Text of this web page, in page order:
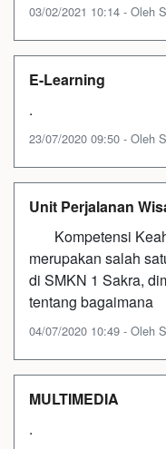
03/02/2021 10:14 - Oleh
E-Learning
.
23/07/2020 09:50 - Oleh
Unit Perjalanan
Kompetensi
merupakan salah
di SMKN 1 Sakra,
tentang bagaimana
04/07/2020 10:49 - Oleh
MULTIMEDIA
.